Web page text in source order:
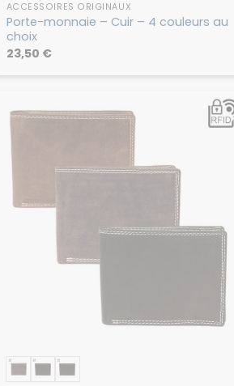
ACCESSOIRES ORIGINAUX
Porte-monnaie – Cuir – 4 couleurs au
choix
23,50 €